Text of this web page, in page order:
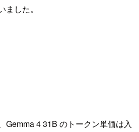
した。
Gemma 4 31B のトークン単価は入